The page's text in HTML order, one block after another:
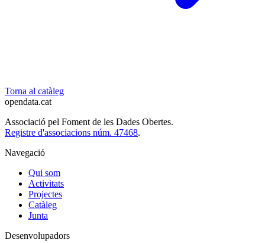
Torna al catàleg
opendata.cat
Associació pel Foment de les Dades Obertes.
Registre d'associacions núm. 47468.
Navegació
Qui som
Activitats
Projectes
Catàleg
Junta
Desenvolupadors